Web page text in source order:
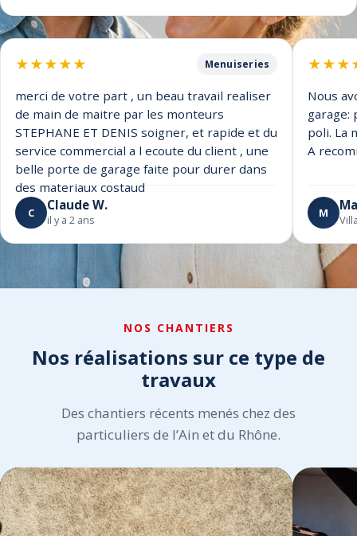
★★★★★ Menuiseries
merci de votre part , un beau travail realiser
de main de maitre par les monteurs
STEPHANE ET DENIS soigner, et rapide et du
service commercial a l ecoute du client , une
belle porte de garage faite pour durer dans
des materiaux costaud
C Claude W.
il y a 2 ans
★★★
Nous
poli. La
A
M
NOS CHANTIERS
Nos réalisations sur ce type de
travaux
Des chantiers récents menés chez des
particuliers de l’Ain et du Rhône.